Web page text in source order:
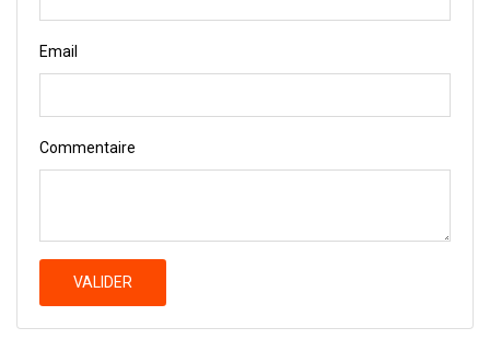
Email
Commentaire
VALIDER